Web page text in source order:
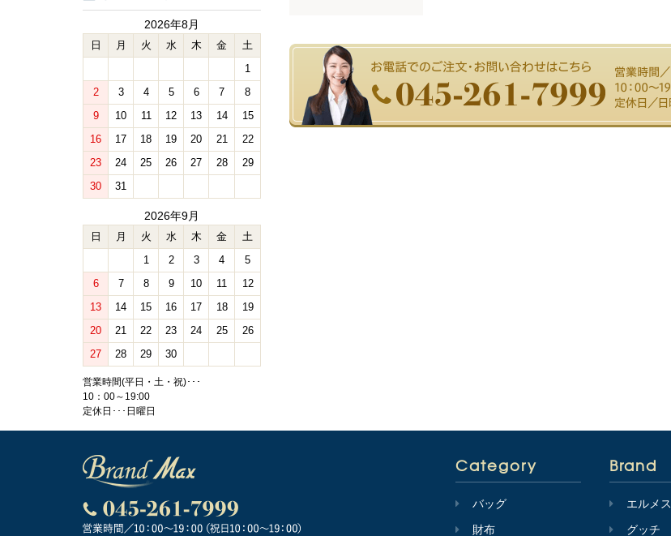
2026年8月
日 月 火 水 木 金 土
1
2 3 4 5 6 7 8
9 10 11 12 13 14 15
16 17 18 19 20 21 22
23 24 25 26 27 28 29
30 31
2026年9月
日 月 火 水 木 金 土
1 2 3 4 5
6 7 8 9 10 11 12
13 14 15 16 17 18 19
20 21 22 23 24 25 26
27 28 29 30
営業時間(平日・土・祝)･･･
10：00～19:00
定休日･･･日曜日
Brand
エルメス
グッチ
Category
バッグ
財布